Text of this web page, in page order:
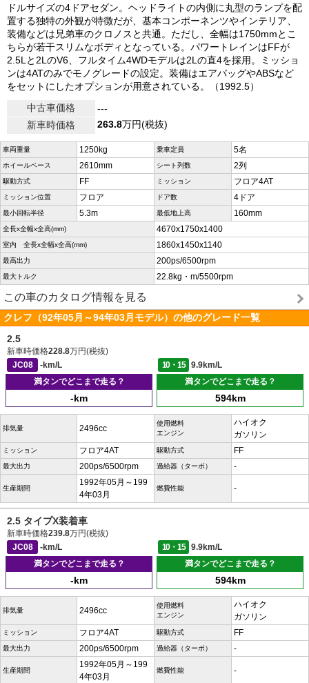
ドルサイズの4ドアセダン。ヘッドライトの内側に丸型のランプを配
置する独特の外観が特徴だが、基本コンポーネンツやインテリア、
装備などは兄弟車のクロノスと共通。ただし、全幅は1750mmとこ
ちらが若干スリムなボディとなっている。パワートレインはFFが
2.5Lと2LのV6、フルタイム4WDモデルは2Lの直4を採用。ミッショ
ンは4ATのみでモノグレードの設定。装備はエアバッグやABSなど
をセットにしたオプションが用意されている。（1992.5）
中古車価格
---
新車時価格
263.8万円(税抜)
車両重量 1250kg 乗車定員 5名
ホイールベース 2610mm シート列数 2列
駆動方式 FF ミッション フロア4AT
ミッション位置 フロア ドア数 4ドア
最小回転半径 5.3m 最低地上高 160mm
全長x全幅x全高(mm) 4670x1750x1400
室内 全長x全幅x全高(mm) 1860x1450x1140
最高出力 200ps/6500rpm
最大トルク 22.8kg・m/5500rpm
この車のカタログ情報を見る
クレフ（92年05月～94年03月モデル）の他のグレード一覧
2.5
新車時価格228.8万円(税抜)
JC08
-km/L 10・15
9.9km/L
満タンでどこまで走る？
-km
満タンでどこまで走る？
594km
排気量 2496cc
使用燃料
エンジン
ハイオク
ガソリン
ミッション フロア4AT 駆動方式 FF
最大出力 200ps/6500rpm 過給器（ターボ） -
生産期間
1992年05月～199
4年03月
燃費性能 -
2.5 タイプX装着車
新車時価格239.8万円(税抜)
JC08
-km/L 10・15
9.9km/L
満タンでどこまで走る？
-km
満タンでどこまで走る？
594km
排気量 2496cc
使用燃料
エンジン
ハイオク
ガソリン
ミッション フロア4AT 駆動方式 FF
最大出力 200ps/6500rpm 過給器（ターボ） -
生産期間
1992年05月～199
4年03月
燃費性能 -